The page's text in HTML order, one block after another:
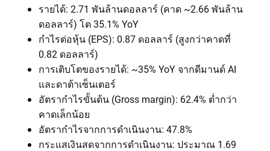
รายได้: 2.71 พันล้านดอลลาร์ (คาด ~2.66 พันล้าน
ดอลลาร์) โต 35.1% YoY
กำไรต่อหุ้น (EPS): 0.87 ดอลลาร์ (สูงกว่าคาดที่
0.82 ดอลลาร์)
การเติบโตของรายได้: ~35% YoY จากดีมานด์ AI
และดาต้าเซ็นเตอร์
อัตรากำไรขั้นต้น (Gross margin): 62.4% ต่ำกว่า
คาดเล็กน้อย
อัตรากำไรจากการดำเนินงาน: 47.8%
กระแสเงินสดจากการดำเนินงาน: ประมาณ 1.69